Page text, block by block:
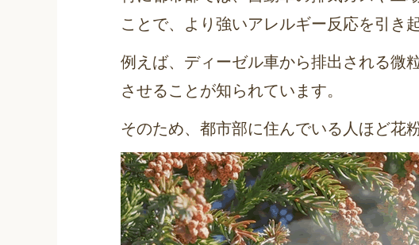
ことで、より強いアレルギー反応を引き
例えば、ディーゼル車から排出される微
させることが知られています。
そのため、都市部に住んでいる人ほど花